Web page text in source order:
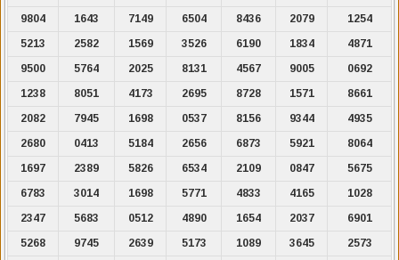
9804
1643 7149 6504 8436 2079
1254
5213
2582 1569 3526 6190 1834
4871
9500
5764 2025 8131 4567 9005
0692
1238
8051 4173 2695 8728 1571
8661
2082
7945 1698 0537 8156 9344
4935
2680
0413 5184 2656 6873 5921
8064
1697
2389 5826 6534 2109 0847
5675
6783
3014 1698 5771 4833 4165
1028
2347
5683 0512 4890 1654 2037
6901
5268
9745 2639 5173 1089 3645
2573